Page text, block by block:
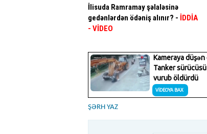
İlisuda Ramramay şəlaləsinə
gedənlərdən ödəniş alınır? - İDDİA
- VİDEO
ŞƏRH YAZ